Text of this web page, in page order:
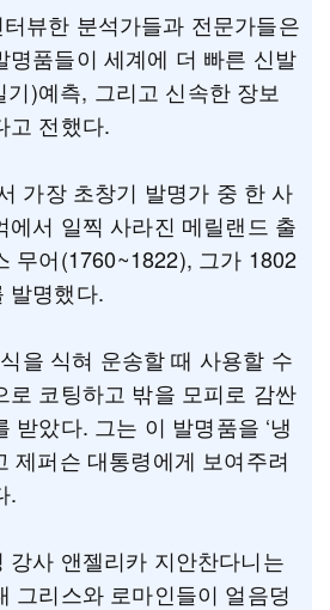
뷰한 분석가들과 전문가들은
명품들이 세계에 더 빠른 신발
)예측, 그리고 신속한 장보
고 전했다.
가장 초창기 발명가 중 한 사
에서 일찍 사라진 메릴랜드 출
무어(1760~1822), 그가 1802
발명했다.
을 식혀 운송할 때 사용할 수
로 코팅하고 밖을 모피로 감싼
받았다. 그는 이 발명품을 ‘냉
제퍼슨 대통령에게 보여주려
.
강사 앤젤리카 지안찬다니는
그리스와 로마인들이 얼음덩